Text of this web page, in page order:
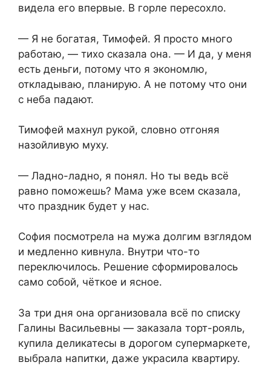
видела его впервые. В горле пересохло.
— Я не богатая, Тимофей. Я просто много
работаю, — тихо сказала она. — И да, у меня
есть деньги, потому что я экономлю,
откладываю, планирую. А не потому что они
с неба падают.
Тимофей махнул рукой, словно отгоняя
назойливую муху.
— Ладно-ладно, я понял. Но ты ведь всё
равно поможешь? Мама уже всем сказала,
что праздник будет у нас.
София посмотрела на мужа долгим взглядом
и медленно кивнула. Внутри что-то
переключилось. Решение сформировалось
само собой, чёткое и ясное.
За три дня она организовала всё по списку
Галины Васильевны — заказала торт-рояль,
купила деликатесы в дорогом супермаркете,
выбрала напитки, даже украсила квартиру.